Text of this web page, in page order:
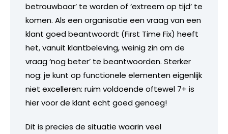
betrouwbaar’ te worden of ‘extreem op tijd’ te
komen. Als een organisatie een vraag van een
klant goed beantwoordt (First Time Fix) heeft
het, vanuit klantbeleving, weinig zin om de
vraag ‘nog beter’ te beantwoorden. Sterker
nog: je kunt op functionele elementen eigenlijk
niet excelleren: ruim voldoende oftewel 7+ is
hier voor de klant echt goed genoeg!
Dit is precies de situatie waarin veel